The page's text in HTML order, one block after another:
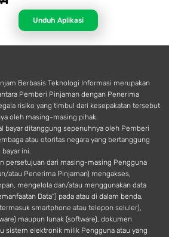
p
l
e
d
r
o
d
Unduh Aplikasi
Berbasis Teknologi Informasi merupakan
Pemberi Pinjaman dengan Penerima
risiko yang timbul dari kesepakatan tersebut
oleh masing-masing pihak.
bayar ditanggung sepenuhnya oleh Pemberi
atau otoritas negara yang bertanggung
bayar ini.
persetujuan dari masing-masing Pengguna
atau Penerima Pinjaman) mengakses,
mengelola dan/atau menggunakan data
Data”) pada atau di dalam benda,
smartphone atau telepon seluler),
maupun lunak (software), dokumen
sistem elektronik milik Pengguna atau yang